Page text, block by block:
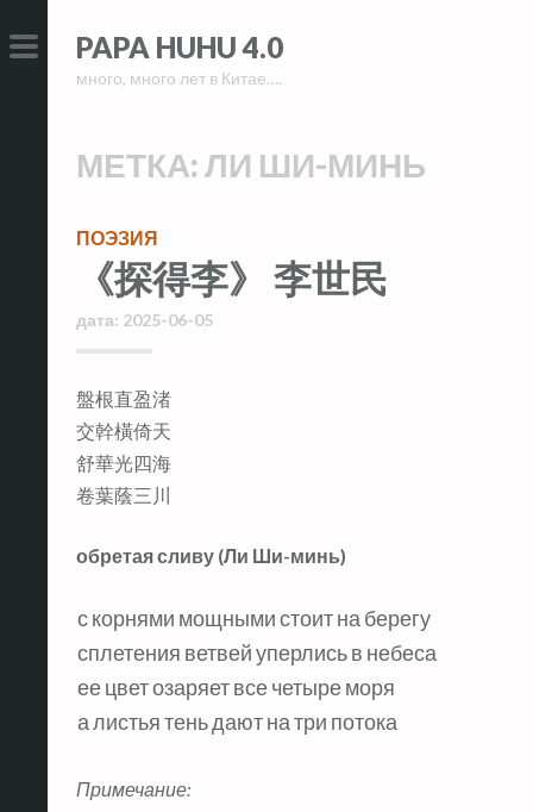
to
PRIMARY
to
PAPA HUHU 4.0
много, много лет в Китае….
МЕТКА:ЛИ ШИ-МИНЬ
ПОЭЗИЯ
《探得李》 李世民
дата: 2025-06-05
盤根直盈渚
交幹橫倚天
舒華光四海
卷葉蔭三川
обретая сливу (Ли Ши-минь)
с корнями мощными стоит на берегу
сплетения ветвей уперлись в небеса
ее цвет озаряет все четыре моря
а листья тень дают на три потока
Примечание: